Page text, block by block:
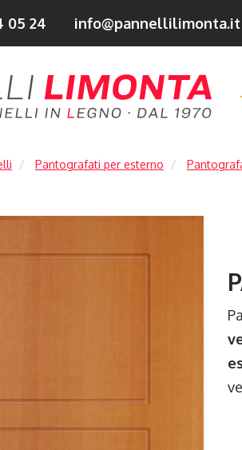
05 24 info@pannellilimonta.it
Pantografati per esterno